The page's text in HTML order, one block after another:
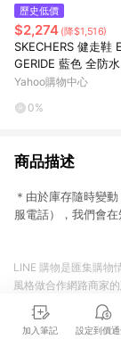
歷史低價
$2,274 (降$1,516)
SKECHERS 健走鞋
GERIDE 藍色 全防水
運動鞋 女
Yahoo購物中心
0%
商品描述
＊由於庫存隨時變
服電話），我們會
加入筆記 設定到價通
LINE 購物是匯集購物
風格做合作網路商家
商品至各合作網路商
準。